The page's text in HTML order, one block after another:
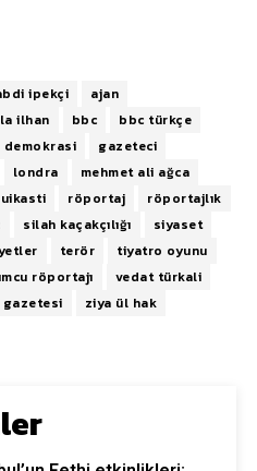
ipekçi
ajan
ilhan bbc
bbc türkçe
demokrasi
gazeteci
londra
mehmet ali ağca
röportaj
röportajlık
silah kaçakçılığı
siyaset
terör
tiyatro oyunu
röportajı
vedat türkali
ziya ül hak